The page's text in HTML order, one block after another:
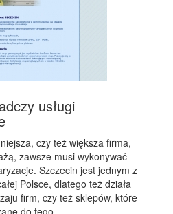
usługi
czy też większa firma,
zawsze musi wykonywać
Szczecin jest jednym z
Polsce, dlatego też działa
firm, czy też sklepów, które
do tego...